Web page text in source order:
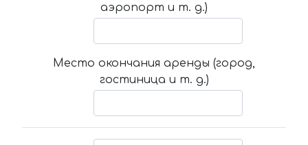
аэропорт и т. д.)
Место окончания аренды (город,
гостиница и т. д.)